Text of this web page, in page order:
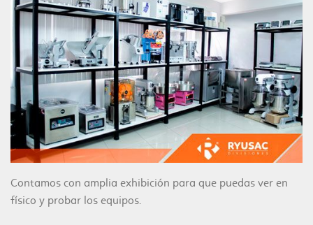
Contamos con amplia exhibición para que puedas ver en
físico y probar los equipos.